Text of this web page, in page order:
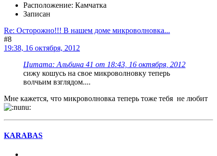
Расположение: Камчатка
Записан
Re: Осторожно!!! В нашем доме микроволновка...
#8
19:38, 16 октября, 2012
Цитата: Альбина 41 от 18:43, 16 октября, 2012
сижу кошусь на свое микроволновку теперь
волчьим взглядом....
Мне кажется, что микроволновка теперь тоже тебя не любит
KARABAS